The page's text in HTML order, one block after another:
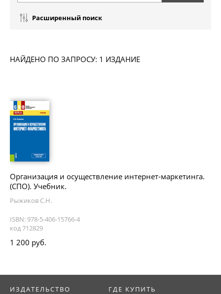
Расширенный поиск
НАЙДЕНО ПО ЗАПРОСУ: 1 ИЗДАНИЕ
Организация и осуществление интернет-маркетинга.
(СПО). Учебник.
Рыжиков С.Н.
ISBN: 978-5-406-15766-4
код 712829
1 200 руб.
ИЗДАТЕЛЬСТВО ГДЕ КУПИТЬ